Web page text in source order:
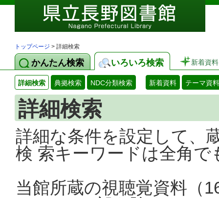
トップページ > 詳細検索
かんたん検索 いろいろ検索 新着資料
詳細検索 典拠検索 NDC分類検索 新着資料 テーマ資料
詳細検索
詳細な条件を設定して、
検 索キーワードは全角
当館所蔵の視聴覚資料（